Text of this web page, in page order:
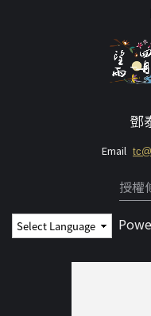
鄧
Email
授權